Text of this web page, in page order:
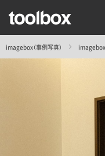
imagebox（事例写真）